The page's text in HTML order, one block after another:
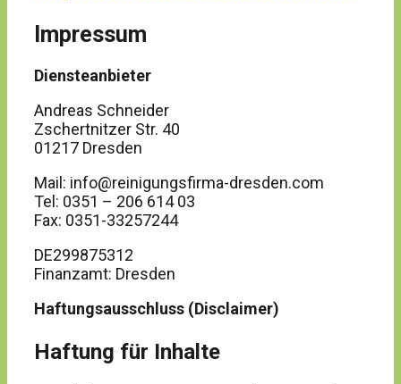
Impressum
Diensteanbieter
Andreas Schneider
Zschertnitzer Str. 40
01217 Dresden
Mail: info@reinigungsfirma-dresden.com
Tel: 0351 – 206 614 03
Fax: 0351-33257244
DE299875312
Finanzamt: Dresden
Haftungsausschluss (Disclaimer)
Haftung für Inhalte